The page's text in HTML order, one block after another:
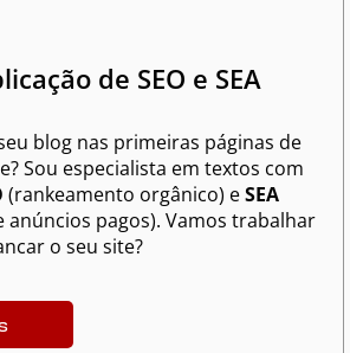
de SEO e SEA
blog nas primeiras páginas de
Sou especialista em textos com
(rankeamento orgânico) eSEA
anúncios pagos). Vamos trabalhar
o seu site?